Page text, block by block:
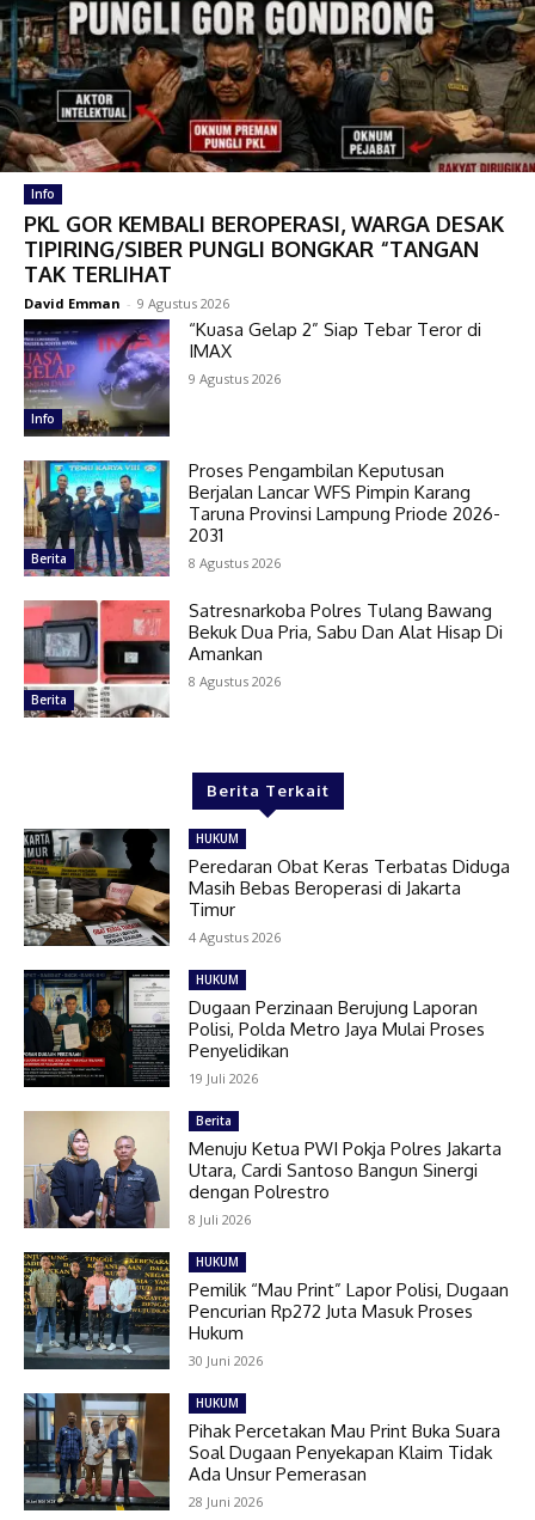
Info
PKL GOR KEMBALI BEROPERASI, WARGA DESAK
TIPIRING/SIBER PUNGLI BONGKAR “TANGAN
TAK TERLIHAT
David Emman - 9 Agustus 2026
Info
“Kuasa Gelap 2” Siap Tebar Teror di
IMAX
9 Agustus 2026
Berita
Proses Pengambilan Keputusan
Berjalan Lancar WFS Pimpin Karang
Taruna Provinsi Lampung Priode 2026-
2031
8 Agustus 2026
Berita
Satresnarkoba Polres Tulang Bawang
Bekuk Dua Pria, Sabu Dan Alat Hisap Di
Amankan
8 Agustus 2026
Berita Terkait
HUKUM
Peredaran Obat Keras Terbatas Diduga
Masih Bebas Beroperasi di Jakarta
Timur
4 Agustus 2026
HUKUM
Dugaan Perzinaan Berujung Laporan
Polisi, Polda Metro Jaya Mulai Proses
Penyelidikan
19 Juli 2026
Berita
Menuju Ketua PWI Pokja Polres Jakarta
Utara, Cardi Santoso Bangun Sinergi
dengan Polrestro
8 Juli 2026
HUKUM
Pemilik “Mau Print” Lapor Polisi, Dugaan
Pencurian Rp272 Juta Masuk Proses
Hukum
30 Juni 2026
HUKUM
Pihak Percetakan Mau Print Buka Suara
Soal Dugaan Penyekapan Klaim Tidak
Ada Unsur Pemerasan
28 Juni 2026